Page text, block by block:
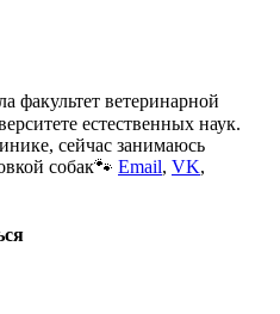
факультет ветеринарной
естественных наук.
сейчас занимаюсь
собак🐾 Email, VK,